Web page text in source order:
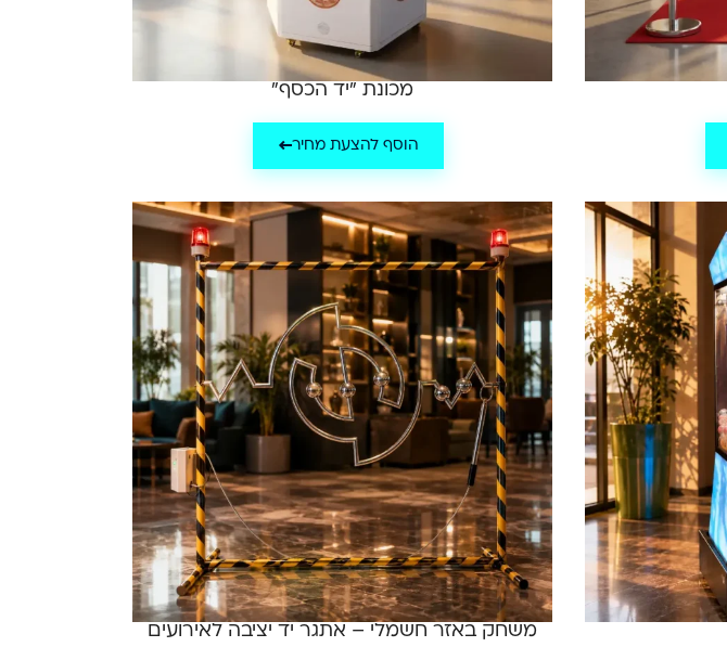
מכונת "יד הכסף"
הוסף להצעת מחיר
משחק באזר חשמלי – אתגר יד יציבה לאירועים